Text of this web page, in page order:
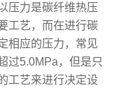
压力是碳纤维热压
工艺，而在进行碳
相应的压力，常见
过5.0MPa，但是只
工艺来进行决定设